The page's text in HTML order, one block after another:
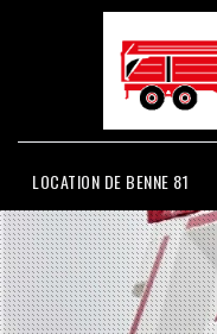
LOCATION DE BENNE 81